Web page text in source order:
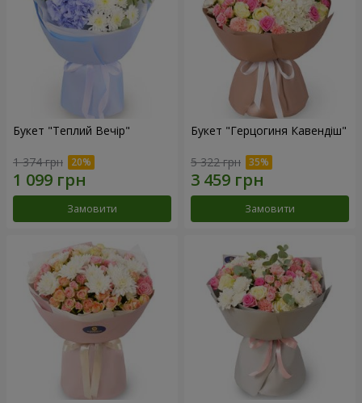
Букет "Теплий Вечір"
1 374 грн
Замовити
Букет "Герцогиня Кавендіш"
5 322 грн
Замовити